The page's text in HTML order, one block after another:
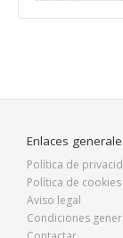
Enlaces
Política de
Política de cookies
Aviso legal
Condiciones